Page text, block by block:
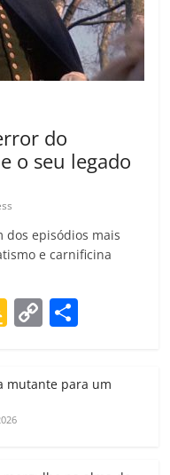
do
o seu legado
dos episódios mais
e carnificina
G
gl
e
C
y p
mutante para um